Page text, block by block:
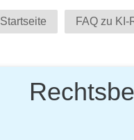
Startseite FAQ zu KI-